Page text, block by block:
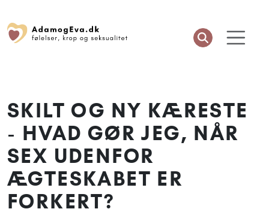
SKILT OG NY KÆRESTE
- HVAD GØR JEG, NÅR
SEX UDENFOR
ÆGTESKABET ER
FORKERT?